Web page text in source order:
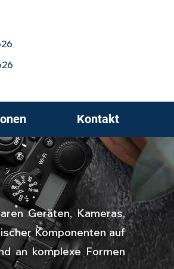
Kontakt
Geräten, Kameras,
Komponenten auf
an komplexe Formen